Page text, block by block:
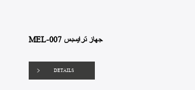
MEL-007 جهاز ترايسبس
DETAILS